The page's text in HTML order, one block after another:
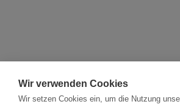
Wir verwenden Cookies
Wir setzen Cookies ein, um die Nutzung